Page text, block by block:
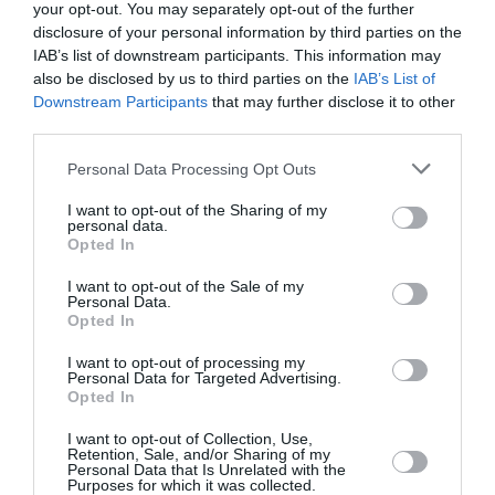
your opt-out. You may separately opt-out of the further
disclosure of your personal information by third parties on the
IAB’s list of downstream participants. This information may
also be disclosed by us to third parties on the IAB’s List of
Downstream Participants that may further disclose it to other
Personal Data Processing Opt Outs
I want to opt-out of the Sharing of my
personal data.
Opted In
I want to opt-out of the Sale of my
Personal Data.
Opted In
I want to opt-out of processing my
Personal Data for Targeted Advertising.
Opted In
I want to opt-out of Collection, Use,
Retention, Sale, and/or Sharing of my
Personal Data that Is Unrelated with the
Purposes for which it was collected.
Πληροφορίες / Κρατήσεις:
Τηλ.: 210 7282333 | megaron.gr|koa.gr
μάθετε πρώτοι όλες τις ειδήσεις
Δείτε όλα τατελευταία νέαγια την Τέχνη και τον
Πολιτισμό στο
Νέοι Διαγωνισμοί
Tags
ΚΛΑΣΙΚΗ - ΟΠΕΡΑ
ΣΥΝΑΥΛΙΕΣ 2026